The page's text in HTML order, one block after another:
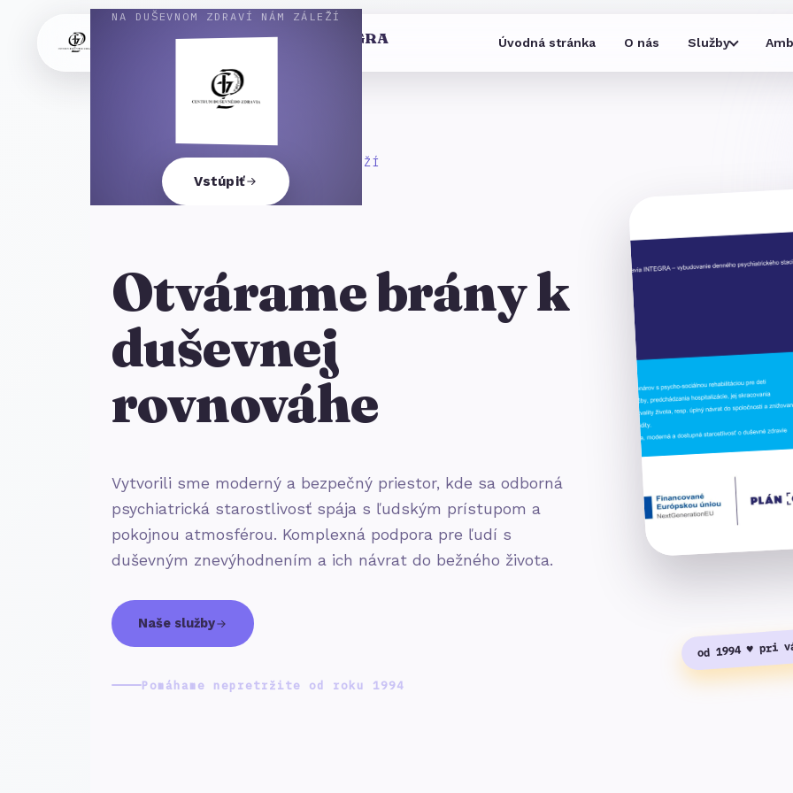
NA DUŠEVNOM ZDRAVÍ NÁM ZÁLEŽÍ
Vstúpiť
Centrum duševného zdravia INTEGRA Úvodná stránka O nás Služby
NA DUŠEVNOM ZDRAVÍ NÁM ZÁLEŽÍ
Otvárame brány k
duševnej
rovnováhe
Vytvorili sme moderný a bezpečný priestor, kde sa odborná
psychiatrická starostlivosť spája s ľudským prístupom a
pokojnou atmosférou. Komplexná podpora pre ľudí s
duševným znevýhodnením a ich návrat do bežného života.
Naše služby
Pomáhame nepretržite od roku 1994
od 1994 ♥ pri